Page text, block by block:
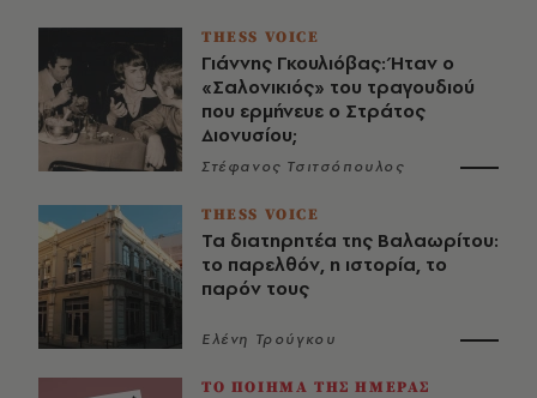
THESS VOICE
Γιάννης Γκουλιόβας: Ήταν ο
«Σαλονικιός» του τραγουδιού
που ερμήνευε ο Στράτος
Διονυσίου;
Στέφανος Τσιτσόπουλος
THESS VOICE
Τα διατηρητέα της Βαλαωρίτου:
το παρελθόν, η ιστορία, το
παρόν τους
Ελένη Τρούγκου
ΤΟ ΠΟΙΗΜΑ ΤΗΣ ΗΜΕΡΑΣ